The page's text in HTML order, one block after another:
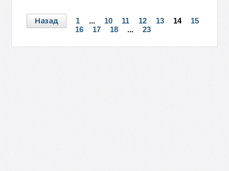
10 серпня 2024, 15:54
Студенти, запрошуємо вас
Назад 1 ... 10 11 12 13 14
15
16
17 18 ... 23